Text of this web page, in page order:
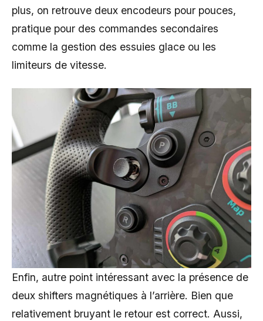
plus, on retrouve deux encodeurs pour pouces,
pratique pour des commandes secondaires
comme la gestion des essuies glace ou les
limiteurs de vitesse.
Enfin, autre point intéressant avec la présence de
deux shifters magnétiques à l’arrière. Bien que
relativement bruyant le retour est correct. Aussi,